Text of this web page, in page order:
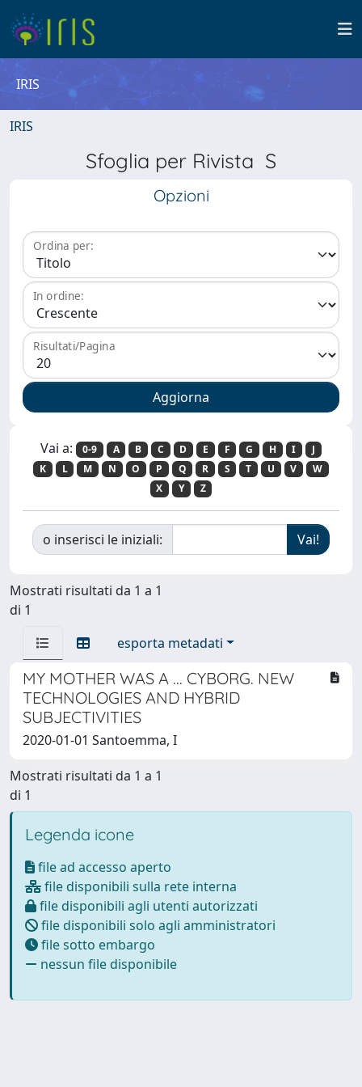
IRIS
IRIS
Sfoglia per Rivista S
Opzioni
Ordina per:
In ordine:
Risultati/Pagina
Vai a: 0-9 A B C D E F G H I
J
K
L M N O P Q R S T U V
W
X
Y Z
o inserisci le iniziali:
Mostrati risultati da 1 a 1
di 1
esporta metadati
MY MOTHER WAS A ... CYBORG. NEW
TECHNOLOGIES AND HYBRID
SUBJECTIVITIES
2020-01-01 Santoemma, I
Mostrati risultati da 1 a 1
di 1
Legenda icone
file ad accesso aperto
file disponibili sulla rete interna
file disponibili agli utenti autorizzati
file disponibili solo agli amministratori
file sotto embargo
nessun file disponibile